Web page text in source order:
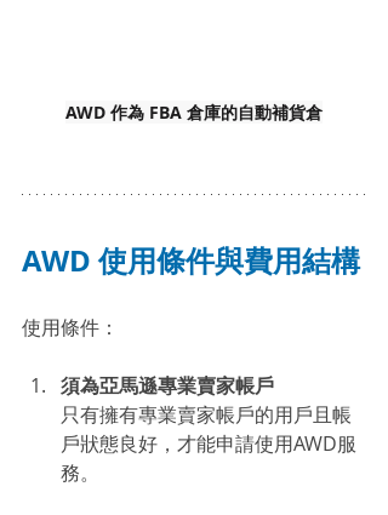
AWD 作為 FBA 倉庫的自動補貨倉
AWD 使用條件與費用結構
使用條件：
須為亞馬遜專業賣家帳戶
只有擁有專業賣家帳戶的用戶且帳
戶狀態良好，才能申請使用AWD服
務。